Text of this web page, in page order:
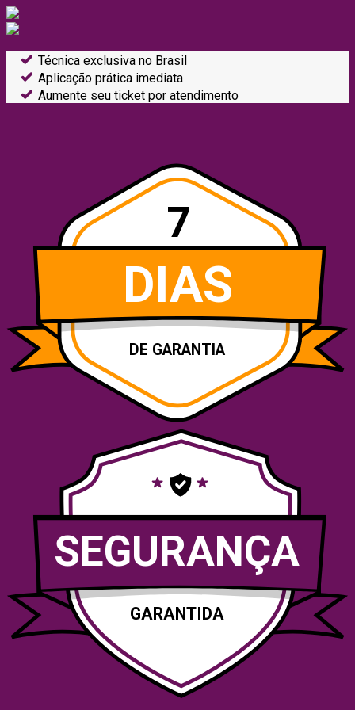
Técnica exclusiva no Brasil
Aplicação prática imediata
Aumente seu ticket por atendimento
7
DIAS
DE GARANTIA
SEGURANÇA
GARANTIDA